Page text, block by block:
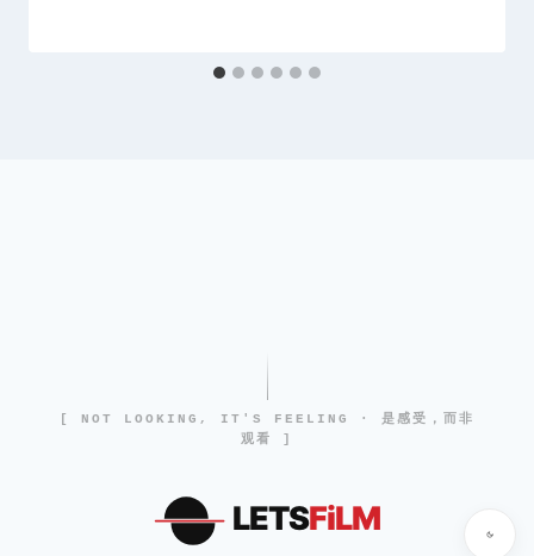
[ NOT LOOKING, IT'S FEELING · 是感受，而非
观看 ]
LETSFiLM